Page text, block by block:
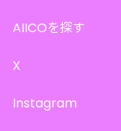
AIICOを探す
X
Instagram